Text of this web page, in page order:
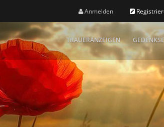
Anmelden
TRAUERANZEIGEN